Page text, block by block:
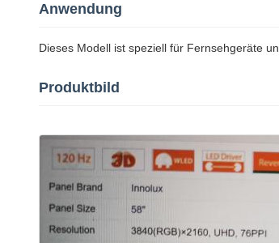
Anwendung
Dieses Modell ist speziell für Fernsehgeräte
Produktbild